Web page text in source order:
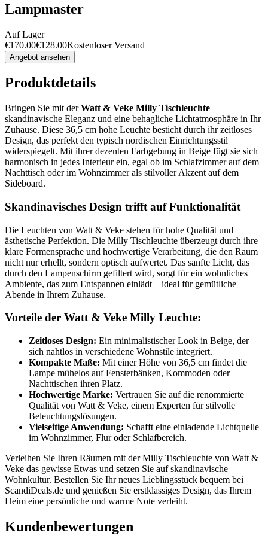
Lampmaster
Auf Lager
€170.00€128.00Kostenloser Versand
Angebot ansehen
Produktdetails
Bringen Sie mit derWatt & Veke Milly Tischleuchte
skandinavische Eleganz und eine behagliche Lichtatmosphäre in Ihr
Zuhause. Diese 36,5 cm hohe Leuchte besticht durch ihr zeitloses
Design, das perfekt den typisch nordischen Einrichtungsstil
widerspiegelt. Mit ihrer dezenten Farbgebung in Beige fügt sie sich
harmonisch in jedes Interieur ein, egal ob im Schlafzimmer auf dem
Nachttisch oder im Wohnzimmer als stilvoller Akzent auf dem
Sideboard.
Skandinavisches Design trifft auf Funktionalität
Die Leuchten von Watt & Veke stehen für hohe Qualität und
ästhetische Perfektion. Die Milly Tischleuchte überzeugt durch ihre
klare Formensprache und hochwertige Verarbeitung, die den Raum
nicht nur erhellt, sondern optisch aufwertet. Das sanfte Licht, das
durch den Lampenschirm gefiltert wird, sorgt für ein wohnliches
Ambiente, das zum Entspannen einlädt – ideal für gemütliche
Abende in Ihrem Zuhause.
Vorteile der Watt & Veke Milly Leuchte:
Zeitloses Design: Ein minimalistischer Look in Beige, der
sich nahtlos in verschiedene Wohnstile integriert.
Kompakte Maße: Mit einer Höhe von 36,5 cm findet die
Lampe mühelos auf Fensterbänken, Kommoden oder
Nachttischen ihren Platz.
Hochwertige Marke: Vertrauen Sie auf die renommierte
Qualität von Watt & Veke, einem Experten für stilvolle
Beleuchtungslösungen.
Vielseitige Anwendung: Schafft eine einladende Lichtquelle
im Wohnzimmer, Flur oder Schlafbereich.
Verleihen Sie Ihren Räumen mit der Milly Tischleuchte von Watt &
Veke das gewisse Etwas und setzen Sie auf skandinavische
Wohnkultur. Bestellen Sie Ihr neues Lieblingsstück bequem bei
ScandiDeals.de und genießen Sie erstklassiges Design, das Ihrem
Heim eine persönliche und warme Note verleiht.
Kundenbewertungen